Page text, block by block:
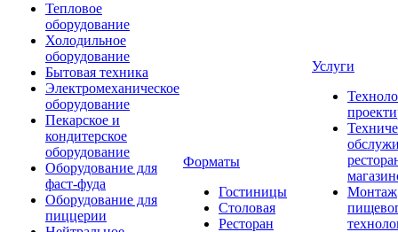
Тепловое
оборудование
Холодильное
оборудование
Бытовая техника
Электромеханическое
оборудование
Пекарское и
кондитерское
оборудование
Оборудование для
фаст-фуда
Оборудование для
пиццерии
Форматы
Гостиницы
Столовая
Ресторан
Услуги
Монтаж